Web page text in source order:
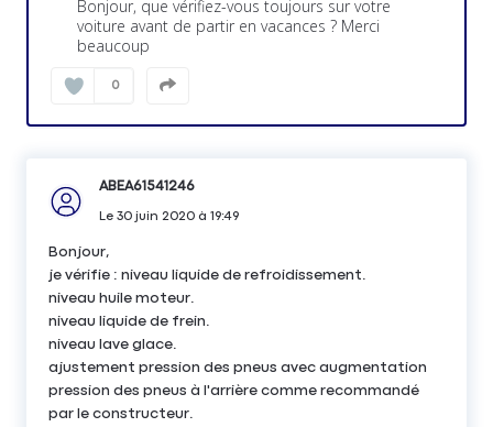
Bonjour, que vérifiez-vous toujours sur votre
voiture avant de partir en vacances ? Merci
beaucoup
0
ABEA61541246
Le 30 juin 2020à 19:49
Bonjour,
je vérifie : niveau liquide de refroidissement.
niveau huile moteur.
niveau liquide de frein.
niveau lave glace.
ajustement pression des pneus avec augmentation
pression des pneus à l'arrière comme recommandé
par le constructeur.